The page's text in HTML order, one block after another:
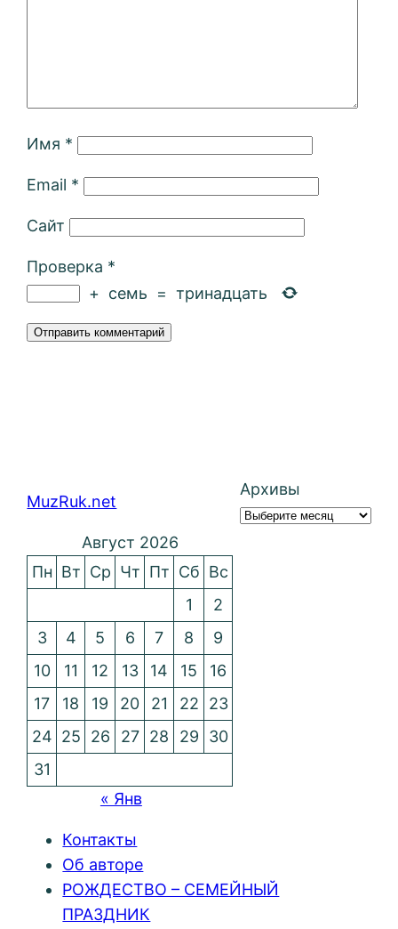
Имя *
Email *
Сайт
Проверка *
+ семь = тринадцать
MuzRuk.net
Архивы
Август 2026
Пн Вт Ср Чт Пт Сб Вс
1
2
3
4 5 6 7 8
9
10
11 12 13 14 15
16
17
18 19 20 21 22
23
24 25 26 27 28 29
30
31
« Янв
Контакты
Об авторе
РОЖДЕСТВО – СЕМЕЙНЫЙ
ПРАЗДНИК